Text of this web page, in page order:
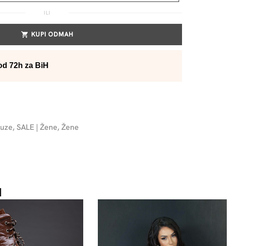
ILI
KUPI ODMAH
72h za BiH
, SALE | Žene, Žene